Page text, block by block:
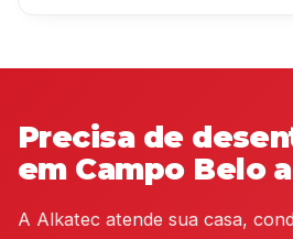
Precisa de
em Campo Belo
A Alkatec atende sua casa,